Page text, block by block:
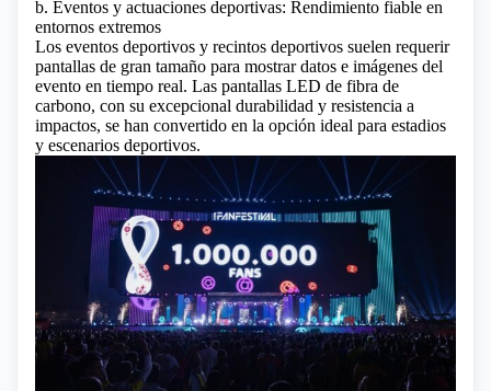
b. Eventos y actuaciones deportivas: Rendimiento fiable en
entornos extremos
Los eventos deportivos y recintos deportivos suelen requerir
pantallas de gran tamaño para mostrar datos e imágenes del
evento en tiempo real. Las pantallas LED de fibra de
carbono, con su excepcional durabilidad y resistencia a
impactos, se han convertido en la opción ideal para estadios
y escenarios deportivos.